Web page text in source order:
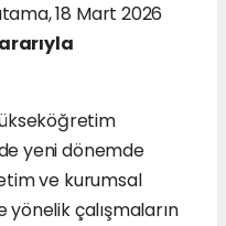
18 Mart 2026
yeni dönemde
ve kurumsal
çalışmaların